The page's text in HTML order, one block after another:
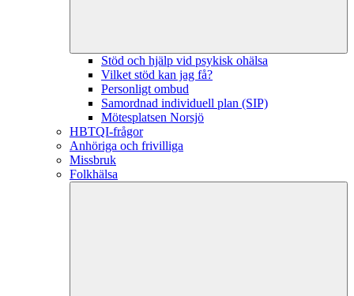
Stöd och hjälp vid psykisk ohälsa
Vilket stöd kan jag få?
Personligt ombud
Samordnad individuell plan (SIP)
Mötesplatsen Norsjö
HBTQI-frågor
Anhöriga och frivilliga
Missbruk
Folkhälsa